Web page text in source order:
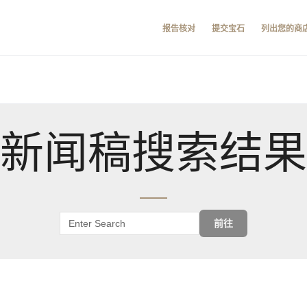
报告核对 提交宝石 列出您的商
新闻稿搜索结果
前往